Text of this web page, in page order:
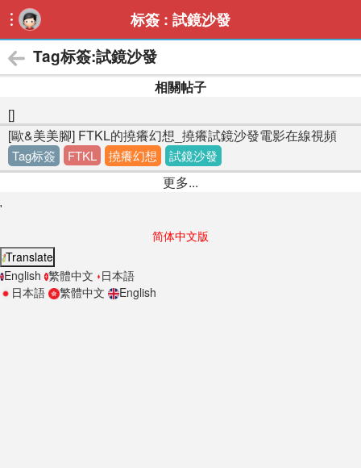
 标簽 : 試鏡沙發
Tag标簽:試鏡沙發
相關帖子
[]
[歐&美美腳] FTKL的撓癢幻想_撓癢試鏡沙發電影在線視頻
Tag标簽 FTKL 撓癢幻想 試鏡沙發
更多...
'
简体中文版
Translate
English 繁體中文 日本語
日本語
繁體中文 English